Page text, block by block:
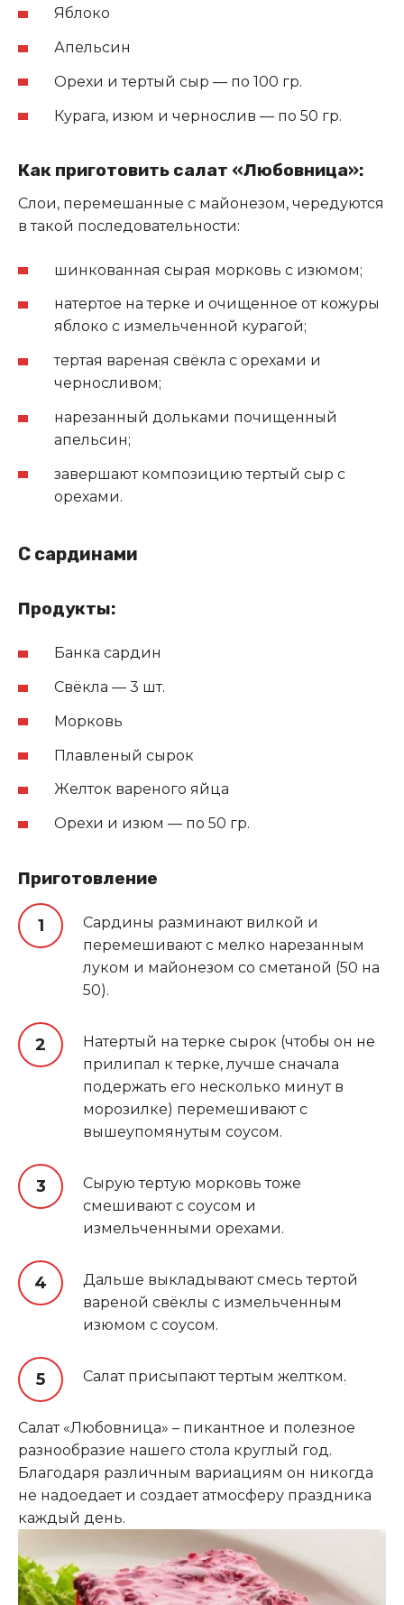
Яблоко
Апельсин
Орехи и тертый сыр — по 100 гр.
Курага, изюм и чернослив — по 50 гр.
Как приготовить салат «Любовница»:
Слои, перемешанные с майонезом, чередуются
в такой последовательности:
шинкованная сырая морковь с изюмом;
натертое на терке и очищенное от кожуры
яблоко с измельченной курагой;
тертая вареная свёкла с орехами и
черносливом;
нарезанный дольками почищенный
апельсин;
завершают композицию тертый сыр с
орехами.
С сардинами
Продукты:
Банка сардин
Свёкла — 3 шт.
Морковь
Плавленый сырок
Желток вареного яйца
Орехи и изюм — по 50 гр.
Приготовление
Сардины разминают вилкой и
перемешивают с мелко нарезанным
луком и майонезом со сметаной (50 на
50).
Натертый на терке сырок (чтобы он не
прилипал к терке, лучше сначала
подержать его несколько минут в
морозилке) перемешивают с
вышеупомянутым соусом.
Сырую тертую морковь тоже
смешивают с соусом и
измельченными орехами.
Дальше выкладывают смесь тертой
вареной свёклы с измельченным
изюмом с соусом.
Салат присыпают тертым желтком.
Салат «Любовница» – пикантное и полезное
разнообразие нашего стола круглый год.
Благодаря различным вариациям он никогда
не надоедает и создает атмосферу праздника
каждый день.